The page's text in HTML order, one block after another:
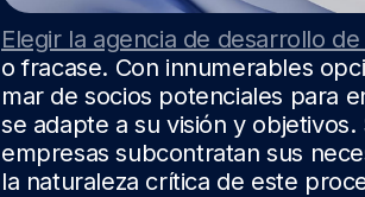
Elegir la agencia de desarrollo
o fracase. Con innumerables
mar de socios potenciales para
se adapte a su visión y
empresas subcontratan sus
la naturaleza crítica de este